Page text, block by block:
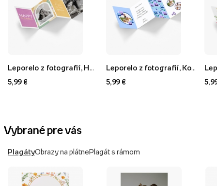
5,99 €
5,99 €
Vybrané pre vás
PlagátyObrazy na plátnePlagát s rámom